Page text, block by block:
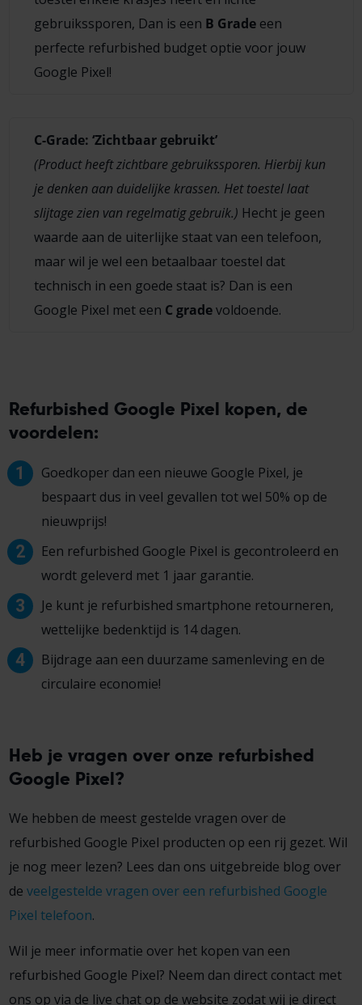
gebruikssporen, Dan is een B Gradeeen
perfecte refurbished budget optie voor jouw
Google Pixel!
C-Grade: ‘Zichtbaar gebruikt’
(Product heeft zichtbare gebruikssporen. Hierbij kun
je denken aan duidelijke krassen. Het toestel laat
slijtage zien van regelmatig gebruik.) Hecht je geen
waarde aan de uiterlijke staat van een telefoon,
maar wil je wel een betaalbaar toestel dat
technisch in een goede staat is? Dan is een
Google Pixel met een C gradevoldoende.
Refurbished Google Pixel kopen, de
voordelen:
Goedkoper dan een nieuwe Google Pixel, je
bespaart dus in veel gevallen tot wel 50% op de
nieuwprijs!
Een refurbished Google Pixel is gecontroleerd en
wordt geleverd met 1 jaar garantie.
Je kunt je refurbished smartphone retourneren,
wettelijke bedenktijd is 14 dagen.
Bijdrage aan een duurzame samenleving en de
circulaire economie!
Heb je vragen over onze refurbished
Google Pixel?
We hebben de meest gestelde vragen over de
refurbished Google Pixel producten op een rij gezet. Wil
je nog meer lezen? Lees dan ons uitgebreide blog over
de veelgestelde vragen over een refurbished Google
Pixel telefoon.
Wil je meer informatie over het kopen van een
refurbished Google Pixel? Neem dan direct contact met
ons op via de live chat op de website zodat wij je direct